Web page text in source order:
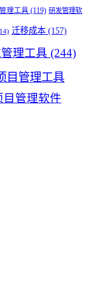
理工具 (119) 研发管理软
迁移成本 (157)
理工具 (244)
目管理工具
目管理软件